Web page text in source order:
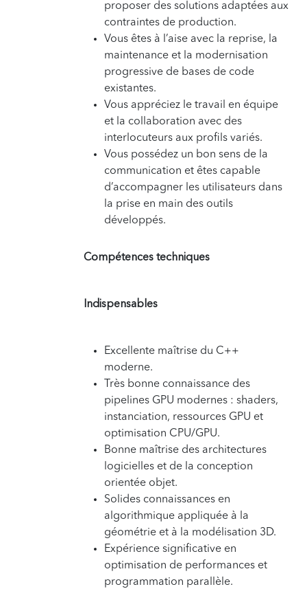
proposer des solutions adaptées aux
contraintes de production.
Vous êtes à l’aise avec la reprise, la
maintenance et la modernisation
progressive de bases de code
existantes.
Vous appréciez le travail en équipe
et la collaboration avec des
interlocuteurs aux profils variés.
Vous possédez un bon sens de la
communication et êtes capable
d’accompagner les utilisateurs dans
la prise en main des outils
développés.
Compétences techniques
Indispensables
Excellente maîtrise du C++
moderne.
Très bonne connaissance des
pipelines GPU modernes : shaders,
instanciation, ressources GPU et
optimisation CPU/GPU.
Bonne maîtrise des architectures
logicielles et de la conception
orientée objet.
Solides connaissances en
algorithmique appliquée à la
géométrie et à la modélisation 3D.
Expérience significative en
optimisation de performances et
programmation parallèle.